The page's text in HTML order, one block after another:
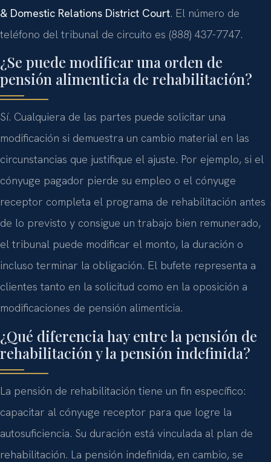
& Domestic Relations District Court. El número de
teléfono del tribunal de circuito es (888) 437-7747.
¿Se puede modificar una orden de
pensión alimenticia de rehabilitación?
Sí. Cualquiera de las partes puede solicitar una
modificación si demuestra un cambio material en las
circunstancias que justifique el ajuste. Por ejemplo, si el
cónyuge pagador pierde su empleo o el cónyuge
receptor completa el programa de rehabilitación antes
de lo previsto y consigue un trabajo bien remunerado,
el tribunal puede modificar el monto, la duración o
incluso terminar la obligación. El bufete representa a
clientes tanto en la solicitud como en la oposición a
modificaciones de pensión alimenticia.
¿Qué diferencia hay entre la pensión de
rehabilitación y la pensión indefinida?
La pensión de rehabilitación tiene un fin específico:
capacitar al cónyuge receptor para que logre la
autosuficiencia. Su duración está vinculada al plan de
rehabilitación. La pensión indefinida, en cambio, se